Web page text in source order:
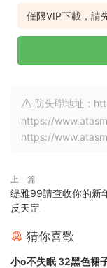
僅限VIP下載，請
防失聯地址：
https://
https://
上一篇
缇雅99請查收你的新
反天罡
猜你喜歡
小o不失眠 32黑色裙